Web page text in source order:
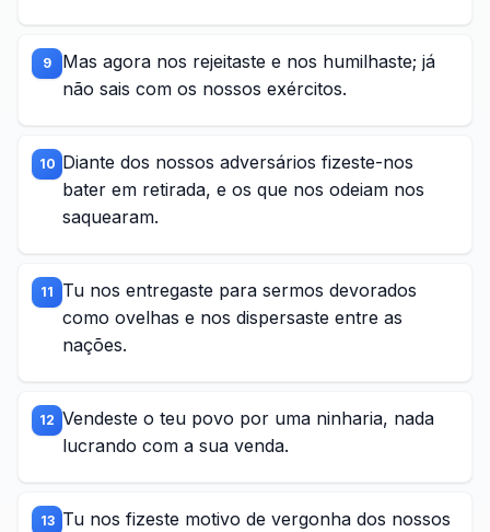
9
Mas agora nos rejeitaste e nos humilhaste; já
não sais com os nossos exércitos.
10 Diante dos nossos adversários fizeste-nos
bater em retirada, e os que nos odeiam nos
saquearam.
11
Tu nos entregaste para sermos devorados
como ovelhas e nos dispersaste entre as
nações.
12 Vendeste o teu povo por uma ninharia, nada
lucrando com a sua venda.
13 Tu nos fizeste motivo de vergonha dos nossos